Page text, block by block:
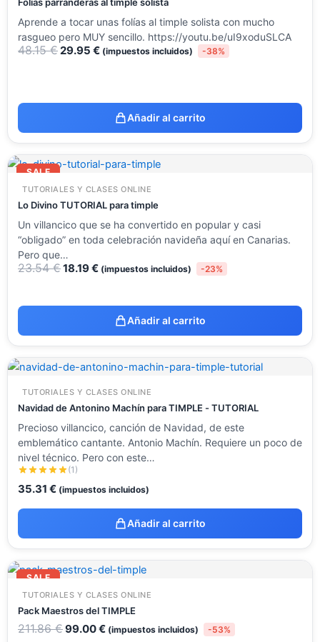
Folías parranderas al timple solista
Aprende a tocar unas folías al timple solista con mucho
rasgueo pero MUY sencillo. https://youtu.be/uI9xoduSLCA
48.15€29.95 € (impuestos incluidos) -38%
Añadir al carrito
SALE
TUTORIALES Y CLASES ONLINE
Lo Divino TUTORIAL para timple
Un villancico que se ha convertido en popular y casi
“obligado” en toda celebración navideña aquí en Canarias.
Pero que…
23.54€
El
precio
era:
23.54 €.
18.19€
El
precio
es:
18.19 €.
(impuestos incluidos) -23%
Añadir al carrito
TUTORIALES Y CLASES ONLINE
Navidad de Antonino Machín para TIMPLE - TUTORIAL
Precioso villancico, canción de Navidad, de este
emblemático cantante. Antonio Machín. Requiere un poco de
nivel técnico. Pero con este…
(1)
35.31 € (impuestos incluidos)
Añadir al carrito
SALE
TUTORIALES Y CLASES ONLINE
Pack Maestros del TIMPLE
211.86€
El
precio
era:
211.86 €.
99.00€
El
precio
es:
99.00 €.
(impuestos incluidos) -53%